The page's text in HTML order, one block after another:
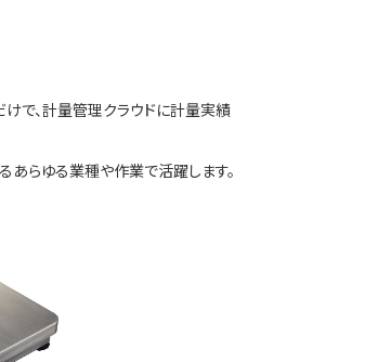
で、計量管理クラウドに計量実績
あらゆる業種や作業で活躍します。